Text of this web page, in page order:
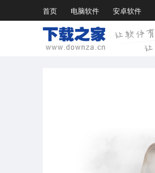
首页 电脑软件 安卓软件